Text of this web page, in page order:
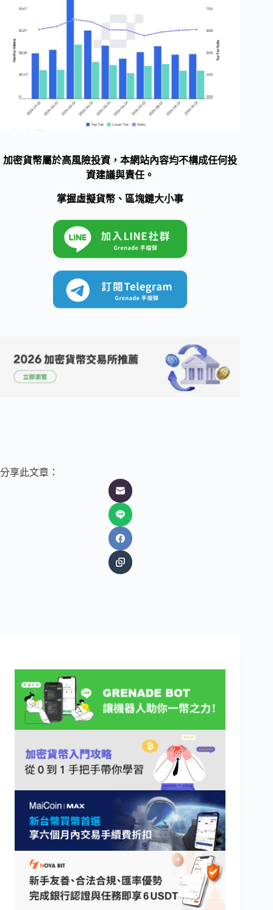
加密貨幣屬於高風險投資，本網站內容均不構成任何投
資建議與責任。
掌握虛擬貨幣、區塊鏈大小事
分享此文章：